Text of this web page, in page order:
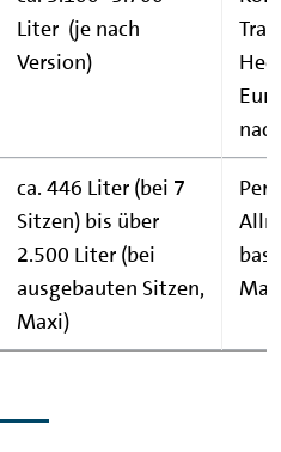
Liter (je nach
Version)
ca. 446 Liter (bei 7
Sitzen) bis über
2.500 Liter (bei
ausgebauten Sitzen,
Maxi)